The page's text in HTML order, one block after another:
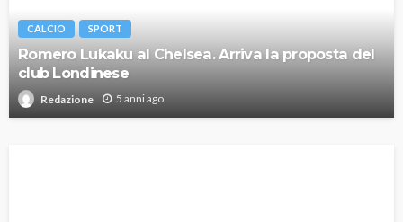
CALCIO SPORT
Romero Lukaku al Chelsea. Arriva la proposta del
club Londinese
Redazione 5 anni ago